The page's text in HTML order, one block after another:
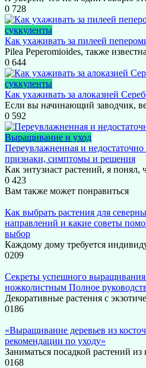
0 728
суккуленты
Как ухаживать за пилеей
Pilea Peperomioides, также
0 644
суккуленты
Как ухаживать за алоказией
Если вы начинающий заводчик,
0 592
Выращивание и уход
Переувлажненная и
признаки, симптомы и решения
Как энтузиаст растений, я
0 423
Вам также может понравиться
Как выбрать растения для
направлений и какие советы
выбор
Каждому дому требуется
0209
Секреты успешного
ножколистным Полное
Декоративные растения с
0186
«Выращивание деревьев из
рекомендации по уходу»
Заниматься посадкой растений из
0168